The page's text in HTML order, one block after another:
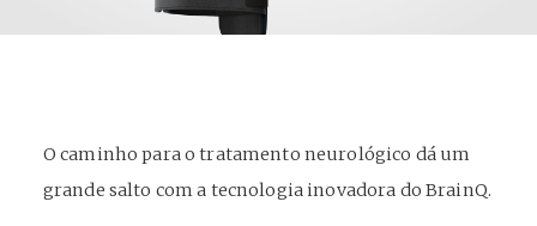
O caminho para o tratamento neurológico dá um
grande salto com a tecnologia inovadora do BrainQ.